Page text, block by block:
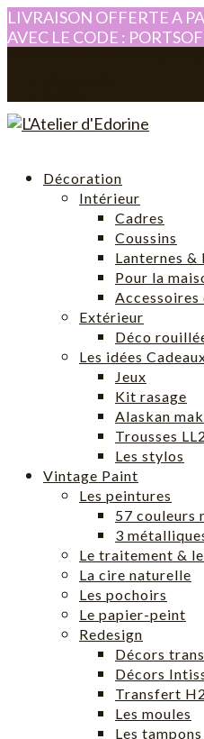
LIVRAISON OFFERTE A
AVEC LE CODE :
Décoration
Intérieur
Cadres
Coussins
Lanternes &
Pour la
Accessoires
Extérieur
Déco
Les idées
Jeux
Kit rasage
Alaskan
Trousses
Les stylos
Vintage Paint
Les peintures
57 couleurs
3
Le traitement &
La cire naturelle
Les pochoirs
Le papier-peint
Redesign
Décors
Décors
Transfert
Les moules
Les tampons